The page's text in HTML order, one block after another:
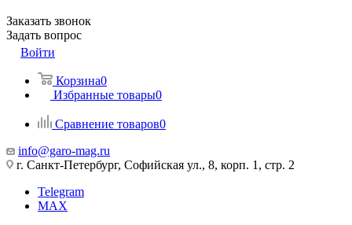
Заказать звонок
Задать вопрос
Войти
Корзина0
Избранные товары0
Сравнение товаров0
info@garo-mag.ru
г. Санкт-Петербург, Софийская ул., 8, корп. 1, стр. 2
Telegram
MAX